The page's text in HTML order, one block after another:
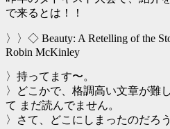
で来るとは！！
〉〉◇ Beauty: A Retelling of the
Robin McKinley
〉持ってます〜。
〉どこかで、格調高い文章が難
て まだ読んでません。
〉さて、どこにしまったのだろ